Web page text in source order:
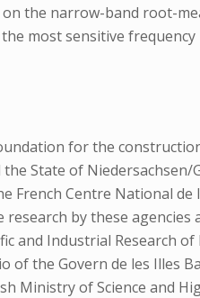
the narrow-band root-
most sensitive
for the
the State of
Centre National de
by these agencies
and Industrial Research
of the Govern de les Illes
Ministry of Science and